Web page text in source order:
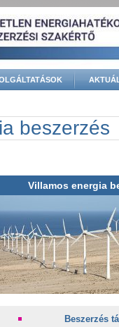
hely
beszerzés
Villamos energia
Beszerzés